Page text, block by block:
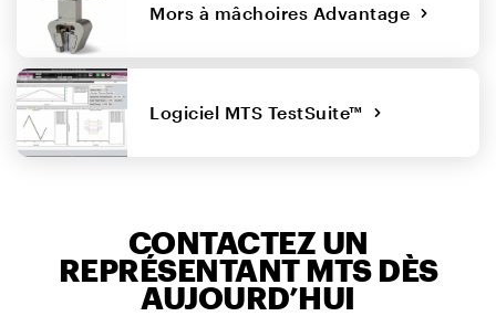
Mors à mâchoires Advantage
Logiciel MTS TestSuite™
CONTACTEZ UN
REPRÉSENTANT MTS DÈS
AUJOURD’HUI